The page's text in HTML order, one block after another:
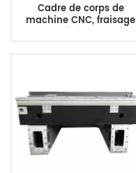
Cadre de corps de
machine CNC, fraisage
personnalisé, grand lit de